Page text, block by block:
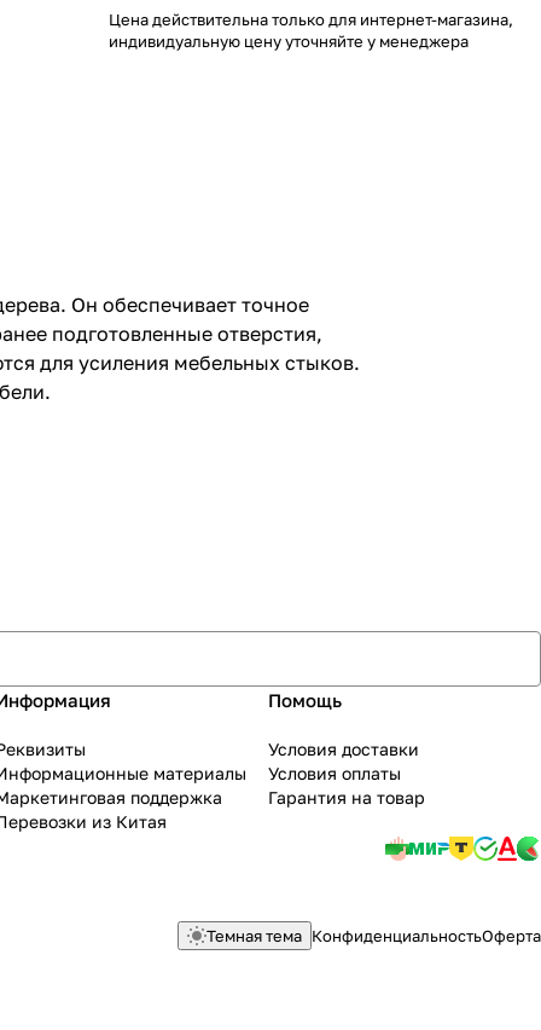
Цена действительна только для интернет-магазина,
индивидуальную цену уточняйте у менеджера
Он обеспечивает точное
подготовленные отверстия,
для усиления мебельных стыков.
материалы
поддержка
из Китая
Помощь
Условия доставки
Условия оплаты
Гарантия на товар
Темная тема КонфиденциальностьОферта